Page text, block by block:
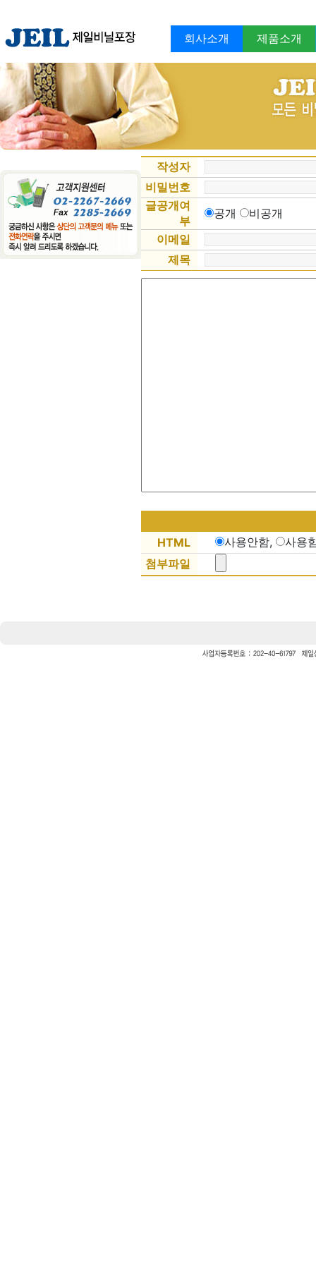
회사소개 제품소개
작성자
비밀번호
글공개여
부
공개
비공개
이메일
제목
HTML 사용안함,
사용
첨부파일